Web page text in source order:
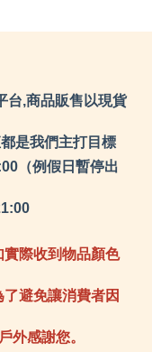
台,商品販售以現貨
是我們主打目標
（例假日暫停出
際收到物品顏色
避免讓消費者因
外感謝您。